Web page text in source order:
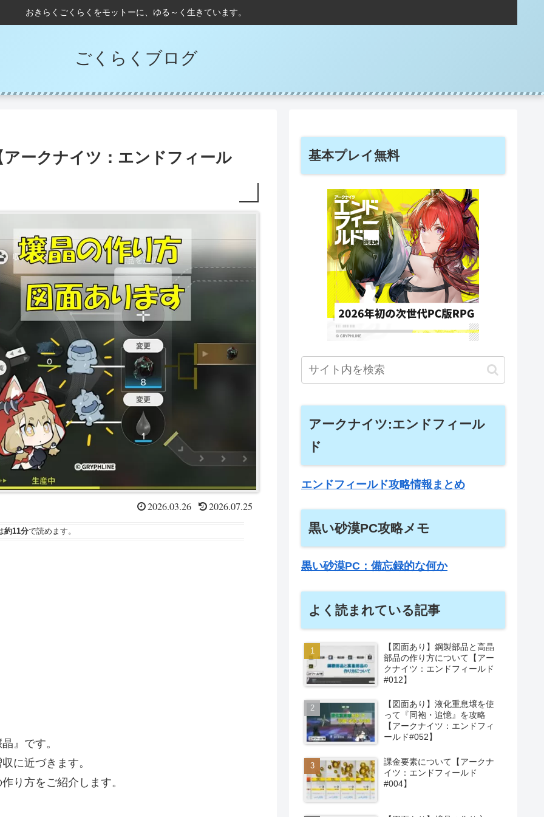
おきらくごくらくをモットーに、ゆる～く生きています。
ごくらくブログ
ークナイツ：エンドフィール
2026.03.26 2026.07.25
約11分で読めます。
』です。
に近づきます。
り方をご紹介します。
基本プレイ無料
アークナイツ:エンドフィール
ド
エンドフィールド攻略情報まとめ
黒い砂漠PC攻略メモ
黒い砂漠PC：備忘録的な何か
よく読まれている記事
【図面あり】鋼製部品と高晶
部品の作り方について【アー
クナイツ：エンドフィールド
#012】
【図面あり】液化重息壌を使
って『同袍・追憶』を攻略
【アークナイツ：エンドフィ
ールド#052】
課金要素について【アークナ
イツ：エンドフィールド
#004】